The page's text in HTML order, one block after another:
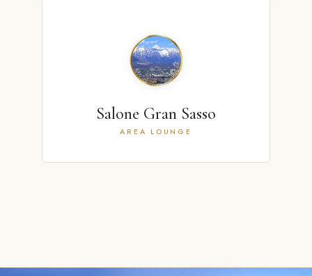
Salone Gran Sasso
AREA LOUNGE